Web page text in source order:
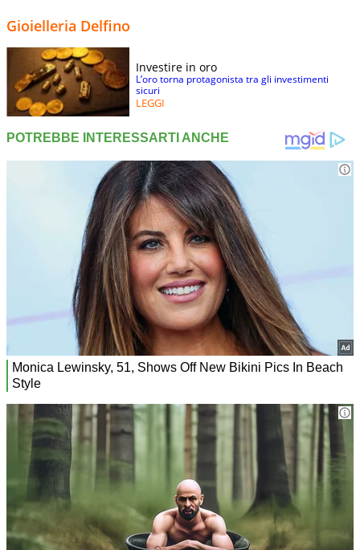
Gioielleria Delfino
Investire in oro
L’oro torna protagonista tra gli investimenti
sicuri
LEGGI